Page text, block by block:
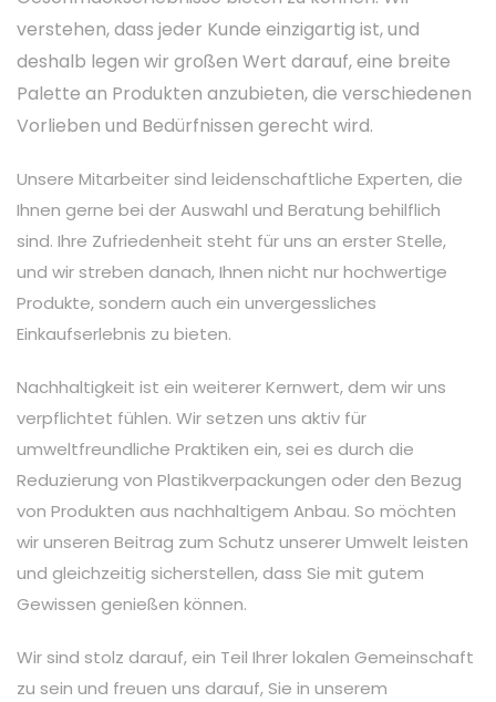
verstehen, dass jeder Kunde einzigartig ist, und
deshalb legen wir großen Wert darauf, eine breite
Palette an Produkten anzubieten, die verschiedenen
Vorlieben und Bedürfnissen gerecht wird.
Unsere Mitarbeiter sind leidenschaftliche Experten, die
Ihnen gerne bei der Auswahl und Beratung behilflich
sind. Ihre Zufriedenheit steht für uns an erster Stelle,
und wir streben danach, Ihnen nicht nur hochwertige
Produkte, sondern auch ein unvergessliches
Einkaufserlebnis zu bieten.
Nachhaltigkeit ist ein weiterer Kernwert, dem wir uns
verpflichtet fühlen. Wir setzen uns aktiv für
umweltfreundliche Praktiken ein, sei es durch die
Reduzierung von Plastikverpackungen oder den Bezug
von Produkten aus nachhaltigem Anbau. So möchten
wir unseren Beitrag zum Schutz unserer Umwelt leisten
und gleichzeitig sicherstellen, dass Sie mit gutem
Gewissen genießen können.
Wir sind stolz darauf, ein Teil Ihrer lokalen Gemeinschaft
zu sein und freuen uns darauf, Sie in unserem